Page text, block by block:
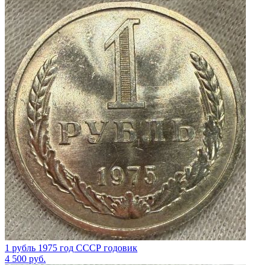
1 рубль 1975 год СССР годовик
4 500 руб.